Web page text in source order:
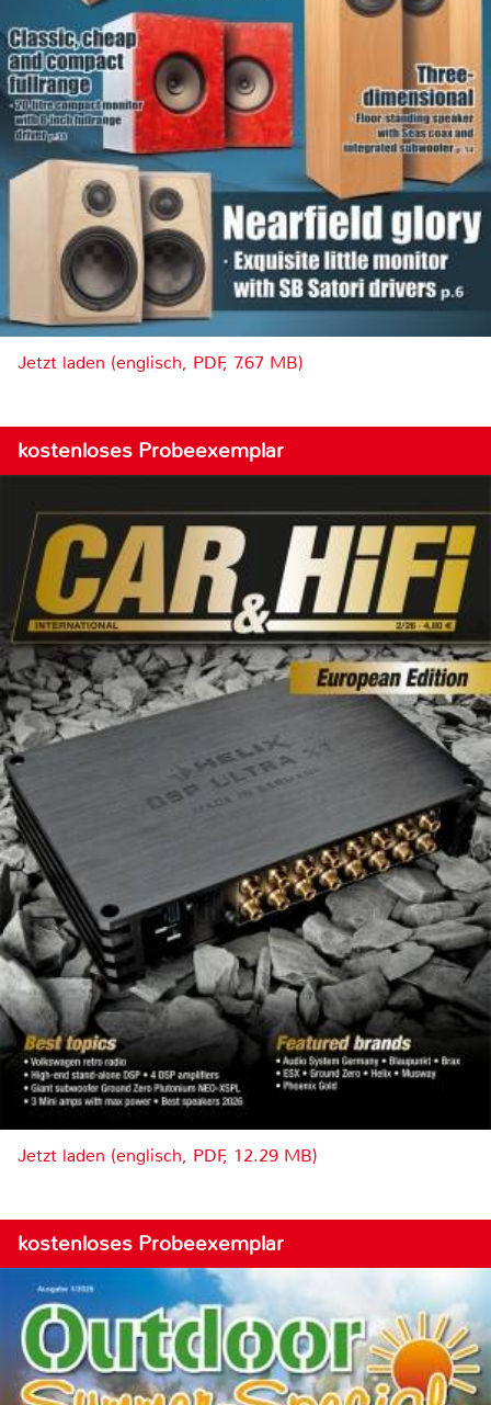
Jetzt laden (englisch, PDF, 7.67 MB)
kostenloses Probeexemplar
Jetzt laden (englisch, PDF, 12.29 MB)
kostenloses Probeexemplar